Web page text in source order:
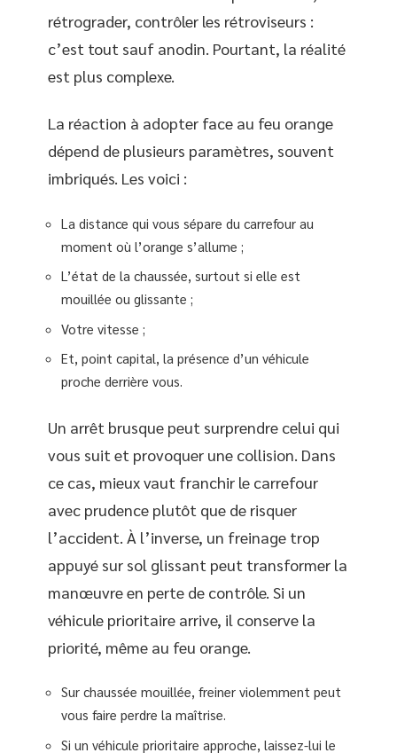
rétrograder, contrôler les rétroviseurs :
c’est tout sauf anodin. Pourtant, la réalité
est plus complexe.
La réaction à adopter face au feu orange
dépend de plusieurs paramètres, souvent
imbriqués. Les voici :
La distance qui vous sépare du carrefour au
moment où l’orange s’allume ;
L’état de la chaussée, surtout si elle est
mouillée ou glissante ;
Votre vitesse ;
Et, point capital, la présence d’un véhicule
proche derrière vous.
Un arrêt brusque peut surprendre celui qui
vous suit et provoquer une collision. Dans
ce cas, mieux vaut franchir le carrefour
avec prudence plutôt que de risquer
l’accident. À l’inverse, un freinage trop
appuyé sur sol glissant peut transformer la
manœuvre en perte de contrôle. Si un
véhicule prioritaire arrive, il conserve la
priorité, même au feu orange.
Sur chaussée mouillée, freiner violemment peut
vous faire perdre la maîtrise.
Si un véhicule prioritaire approche, laissez-lui le